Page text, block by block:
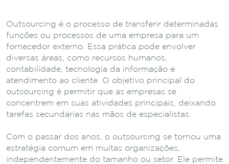
Outsourcing é o processo de transferir determinadas
funções ou processos de uma empresa para um
fornecedor externo. Essa prática pode envolver
diversas áreas, como recursos humanos,
contabilidade, tecnologia da informação e
atendimento ao cliente. O objetivo principal do
outsourcing é permitir que as empresas se
concentrem em suas atividades principais, deixando
tarefas secundárias nas mãos de especialistas.
Com o passar dos anos, o outsourcing se tornou uma
estratégia comum em muitas organizações,
independentemente do tamanho ou setor. Ele permite